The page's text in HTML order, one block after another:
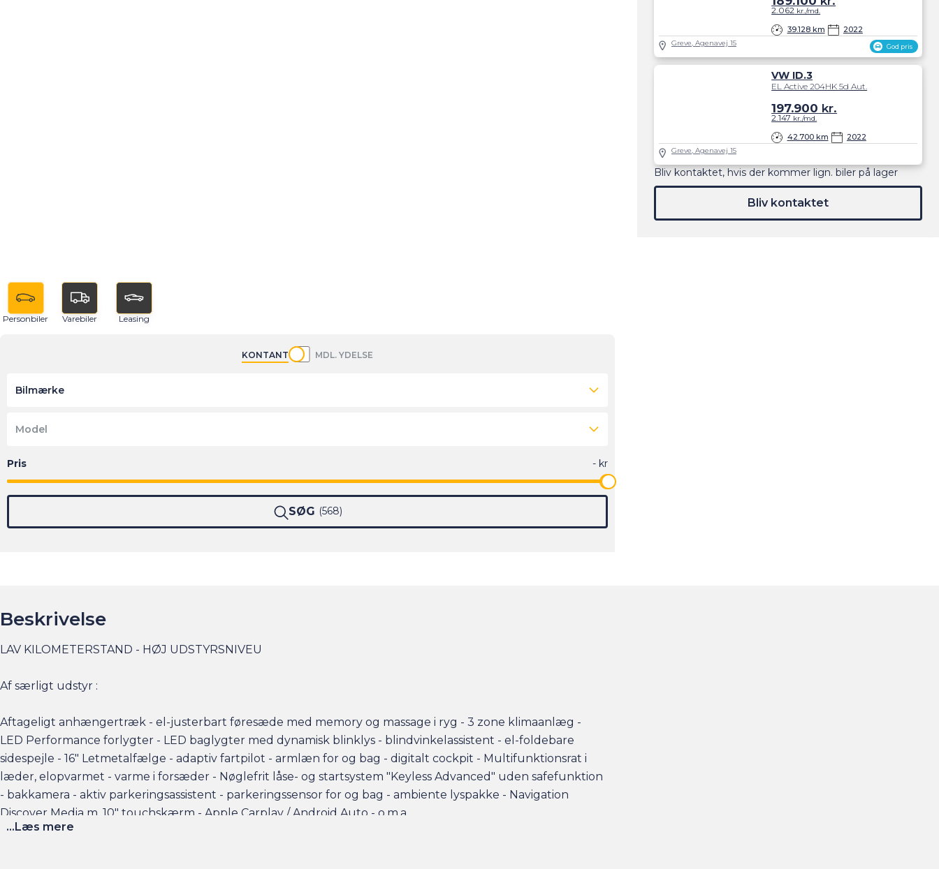
God pris
39.128 km 2022
2.062 kr./md.
Greve, Agenavej 15
VW ID.3
EL Active 204HK 5d Aut.
42.700 km 2022
197.900 kr.
2.147 kr./md.
Greve, Agenavej 15
Bliv kontaktet, hvis der kommer lign. biler på lager
Bliv kontaktet
Personbiler Varebiler Leasing
KONTANT MDL. YDELSE
Bilmærke
Model
SØG 568
Beskrivelse
LAV KILOMETERSTAND - HØJ UDSTYRSNIVEU
Af særligt udstyr :
Aftageligt anhængertræk - el-justerbart føresæde med memory og massage i ryg - 3 zone klimaanlæg -
LED Performance forlygter - LED baglygter med dynamisk blinklys - blindvinkelassistent - el-foldebare
sidespejle - 16" Letmetalfælge - adaptiv fartpilot - armlæn for og bag - digitalt cockpit - Multifunktionsrat i
læder, elopvarmet - varme i forsæder - Nøglefrit låse- og startsystem "Keyless Advanced" uden safefunktion
- bakkamera - aktiv parkeringsassistent - parkeringssensor for og bag - ambiente lyspakke - Navigation
Discover Media m. 10" touchskærm - Apple Carplay / Android Auto - o.m.a.
...Læs mere